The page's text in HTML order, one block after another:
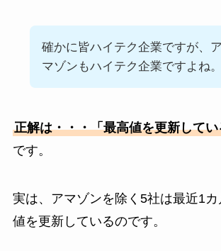
確かに皆ハイテク企業ですが、ア
マゾンもハイテク企業ですよね。
正解は・・・「最高値を更新してい
です。
実は、アマゾンを除く5社は最近1
値を更新しているのです。